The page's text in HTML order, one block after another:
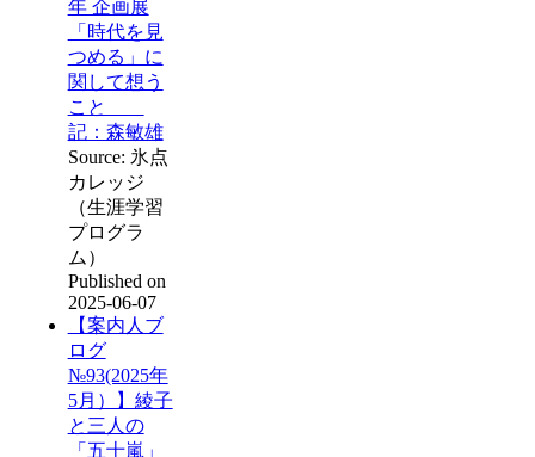
年 企画展
「時代を見
つめる」に
関して想う
こと
記：森敏雄
Source: 氷点
カレッジ
（生涯学習
プログラ
ム）
Published on
2025-06-07
【案内人ブ
ログ
№93(2025年
5月）】綾子
と三人の
「五十嵐」